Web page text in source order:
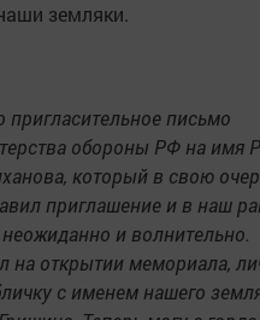
земляки.
письмо
обороны РФ на имя
который в свою
приглашение и в наш
и волнительно.
на открытии мемориала,
с именем нашего